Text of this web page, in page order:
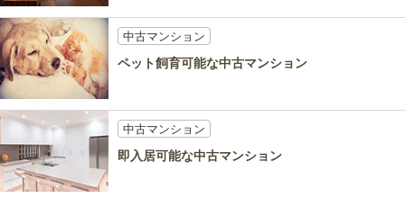
中古マンション
ペット飼育可能な中古マンション
中古マンション
即入居可能な中古マンション